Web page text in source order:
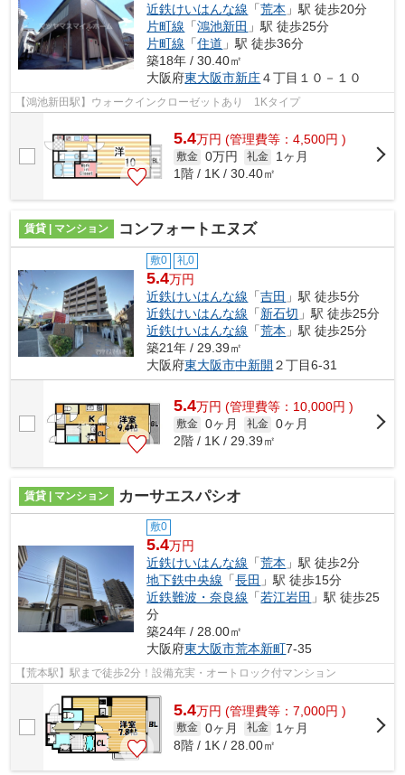
近鉄けいはんな線 「荒本 」駅 徒歩20分
片町線 「鴻池新田 」駅 徒歩25分
片町線 「住道 」駅 徒歩36分
築18年 / 30.40㎡
大阪府東大阪市新庄４丁目１０－１０
【鴻池新田駅】ウォークインクローゼットあり 1Kタイプ
5.4万円 (管理費等：4,500円 )
敷金 0万円 礼金
1ヶ月
1階 / 1K / 30.40㎡
賃貸 | マンション コンフォートエヌズ
敷0 礼0
5.4万円
近鉄けいはんな線 「吉田 」駅 徒歩5分
近鉄けいはんな線 「新石切 」駅 徒歩25分
近鉄けいはんな線 「荒本 」駅 徒歩25分
築21年 / 29.39㎡
大阪府東大阪市中新開 ２丁目6-31
5.4万円 (管理費等：10,000円 )
敷金 0ヶ月 礼金 0ヶ月
2階 / 1K / 29.39㎡
賃貸 | マンション カーサエスパシオ
敷0
5.4万円
近鉄けいはんな線 「荒本 」駅 徒歩2分
地下鉄中央線 「長田 」駅 徒歩15分
近鉄難波・奈良線 「若江岩田 」駅 徒歩25
分
築24年 / 28.00㎡
大阪府東大阪市荒本新町7-35
【荒本駅】駅まで徒歩2分！設備充実・オートロック付マンション
5.4万円 (管理費等：7,000円 )
敷金 0ヶ月 礼金
1ヶ月
8階 / 1K / 28.00㎡